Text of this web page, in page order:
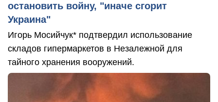
остановить войну, "иначе сгорит
Украина"
Игорь Мосийчук* подтвердил использование
складов гипермаркетов в Незалежной для
тайного хранения вооружений.